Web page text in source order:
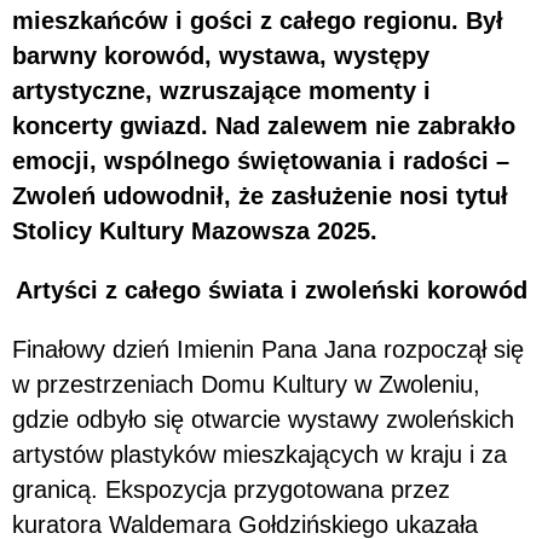
mieszkańców i gości z całego regionu. Był
barwny korowód, wystawa, występy
artystyczne, wzruszające momenty i
koncerty gwiazd. Nad zalewem nie zabrakło
emocji, wspólnego świętowania i radości –
Zwoleń udowodnił, że zasłużenie nosi tytuł
Stolicy Kultury Mazowsza 2025.
Artyści z całego świata i zwoleński korowód
Finałowy dzień Imienin Pana Jana rozpoczął się
w przestrzeniach Domu Kultury w Zwoleniu,
gdzie odbyło się otwarcie wystawy zwoleńskich
artystów plastyków mieszkających w kraju i za
granicą. Ekspozycja przygotowana przez
kuratora Waldemara Gołdzińskiego ukazała